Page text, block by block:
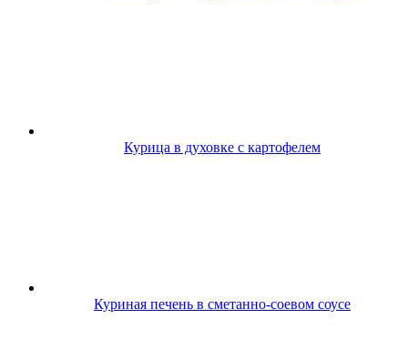
Курица в духовке с картофелем
Куриная печень в сметанно-соевом соусе